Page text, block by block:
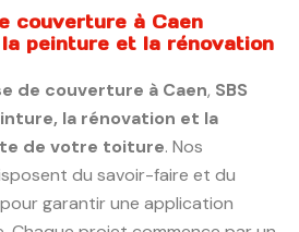
couverture à Caen
peinture et la rénovation
de couverture à Caen, SBS
la rénovation et la
de votre toiture. Nos
du savoir-faire et du
garantir une application